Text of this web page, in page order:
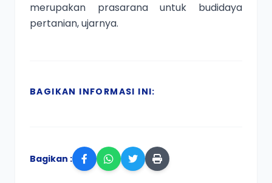
merupakan prasarana untuk budidaya
pertanian, ujarnya.
BAGIKAN INFORMASI INI:
Bagikan :